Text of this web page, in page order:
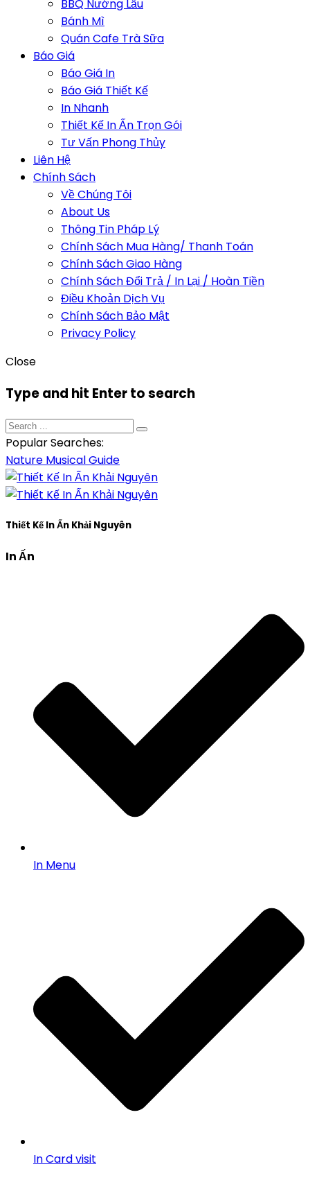
BBQ Nướng Lẩu
Bánh Mì
Quán Cafe Trà Sữa
Báo Giá
Báo Giá In
Báo Giá Thiết Kế
In Nhanh
Thiết Kế In Ấn Trọn Gói
Tư Vấn Phong Thủy
Liên Hệ
Chính Sách
Về Chúng Tôi
About Us
Thông Tin Pháp Lý
Chính Sách Mua Hàng/ Thanh Toán
Chính Sách Giao Hàng
Chính Sách Đổi Trả / In Lại / Hoàn Tiền
Điều Khoản Dịch Vụ
Chính Sách Bảo Mật
Privacy Policy
Close
Type and hit Enter to search
Popular Searches:
Nature MusicalGuide
Thiết Kế In Ấn Khải Nguyên
In Ấn
In Menu
In Card visit